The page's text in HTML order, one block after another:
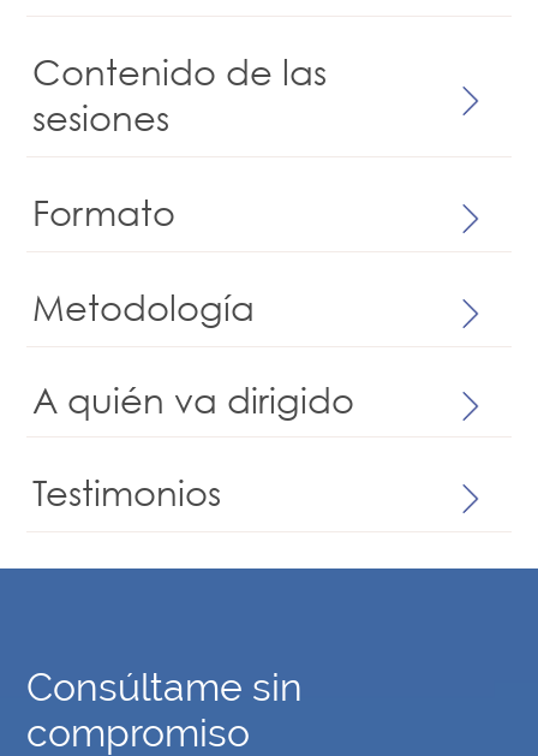
Contenido de las
sesiones
Formato
Metodología
A quién va dirigido
Testimonios
Consúltame sin
compromiso